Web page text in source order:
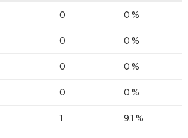
0 0 %
0 0 %
0 0 %
0 0 %
1 9,1 %